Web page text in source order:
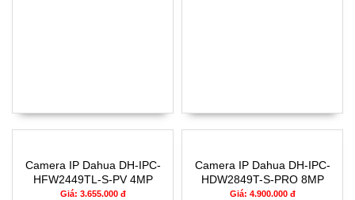
Camera IP Dahua DH-IPC-
HFW2449TL-S-PV 4MP
Giá: 3.655.000 đ
Camera IP Dahua DH-IPC-
HDW2849T-S-PRO 8MP
Giá: 4.900.000 đ